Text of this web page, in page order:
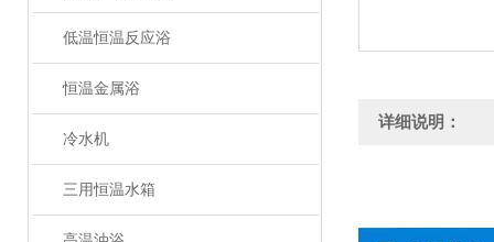
低温恒温反应浴
恒温金属浴
冷水机
三用恒温水箱
详细说明：